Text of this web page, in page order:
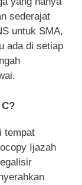
sederajat
untuk SMA,
ada di setiap
tempat
Ijazah